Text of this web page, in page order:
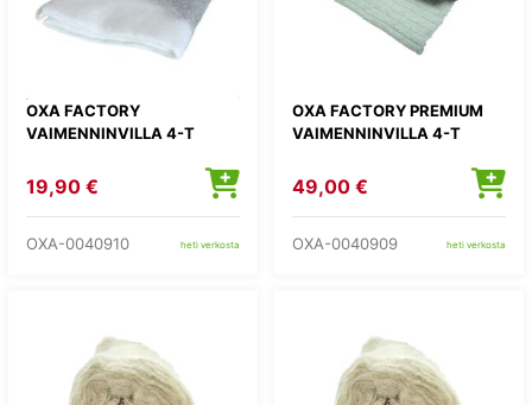
OXA FACTORY
VAIMENNINVILLA 4-T
19,90 €
OXA-0040910 heti verkosta
OXA FACTORY PREMIUM
VAIMENNINVILLA 4-T
49,00 €
OXA-0040909 heti verkosta